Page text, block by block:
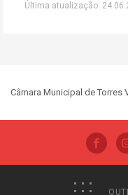
Última atualização:
Câmara Municipal de Torres